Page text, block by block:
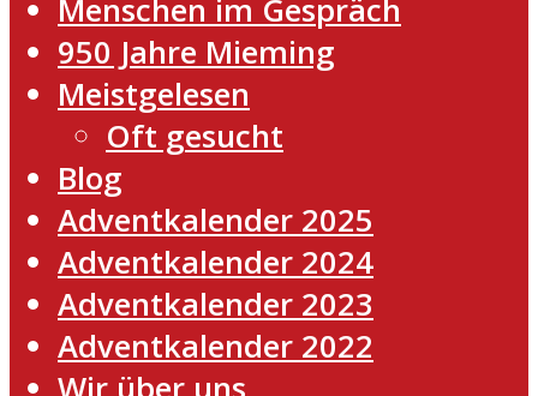
Menschen im Gespräch
950 Jahre Mieming
Meistgelesen
Oft gesucht
Blog
Adventkalender 2025
Adventkalender 2024
Adventkalender 2023
Adventkalender 2022